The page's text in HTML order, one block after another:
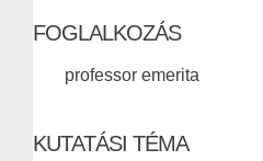
FOGLALKOZÁS
professor emerita
KUTATÁSI TÉMA